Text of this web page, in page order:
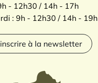
- 12h30 / 14h - 17h
: 9h - 12h30 / 14h - 19h
à la newsletter